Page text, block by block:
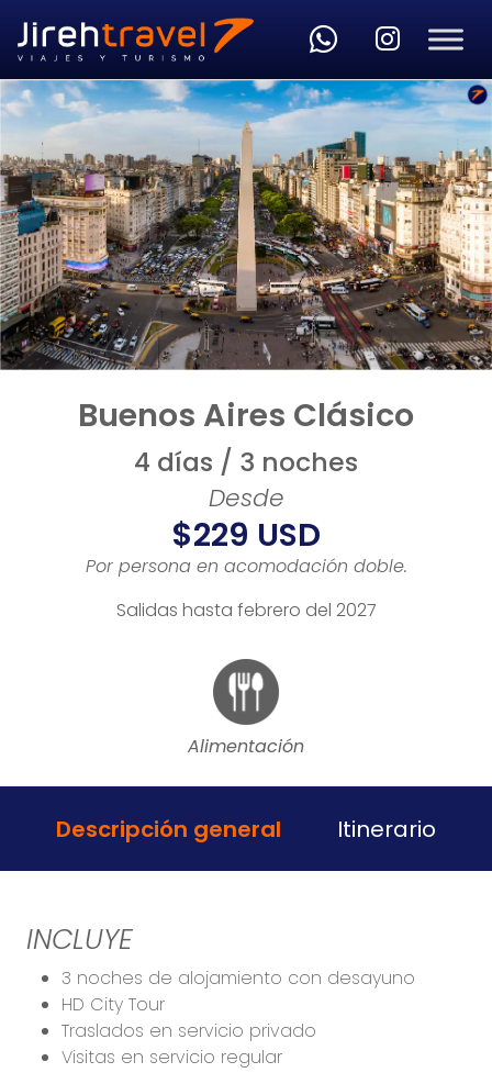
Buenos Aires Clásico
4 días / 3 noches
Desde
$229 USD
Por persona en acomodación doble.
Salidas hasta febrero del 2027
Alimentación
Descripción general Itinerario
INCLUYE
3 noches de alojamiento con desayuno
HD City Tour
Traslados en servicio privado
Visitas en servicio regular